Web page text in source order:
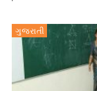
ગુજરાતી